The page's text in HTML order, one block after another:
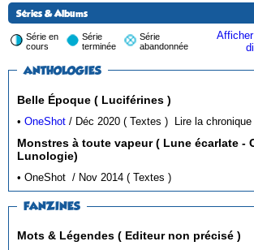
Séries & Albums
Série en
cours
Série
terminée
Série
abandonnée
ANTHOLOGIES
Belle Époque ( Luciférines )
•OneShot / Déc 2020 ( Textes ) Lire la
Monstres à toute vapeur ( Lune écarlate - Collection
Lunologie)
• OneShot / Nov 2014 ( Textes )
FANZINES
Mots & Légendes ( Editeur non précisé )